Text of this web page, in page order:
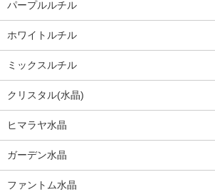
パープルルチル
ホワイトルチル
ミックスルチル
クリスタル(水晶)
ヒマラヤ水晶
ガーデン水晶
ファントム水晶